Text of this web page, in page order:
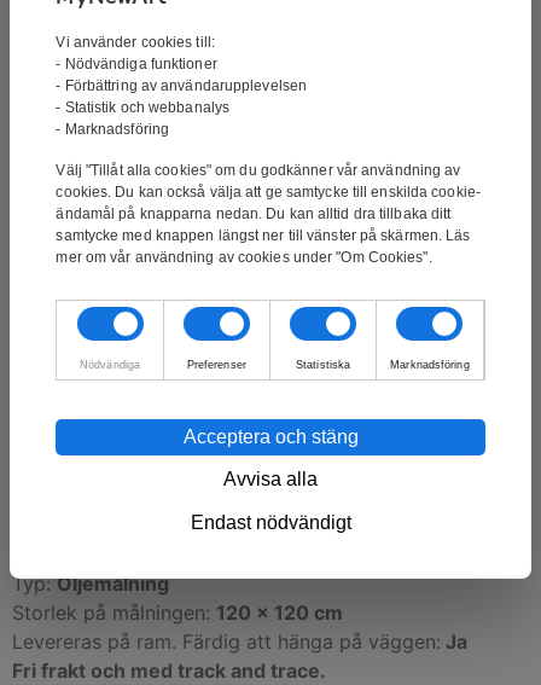
Ny oljemålning. Klar för leverans
under andra halvan av augusti.
Handmålade oljemålning –
Fields
James Petrov
Typ:Oljemålning
Storlek på målningen: 120 x 120 cm
Levereras på ram. Färdig att hänga på väggen: Ja
Fri frakt och med track and trace.
Vi använder cookies till:
- Nödvändiga funktioner
- Förbättring av användarupplevelsen
- Statistik och webbanalys
- Marknadsföring
Välj "Tillåt alla cookies" om du godkänner vår användning av
cookies. Du kan också välja att ge samtycke till enskilda cookie-
ändamål på knapparna nedan. Du kan alltid dra tillbaka ditt
samtycke med knappen längst ner till vänster på skärmen. Läs
mer om vår användning av cookies under "Om Cookies".
Nödvändiga Preferenser Statistiska Marknadsföring
Avvisa alla
Endast nödvändigt
Acceptera och stäng